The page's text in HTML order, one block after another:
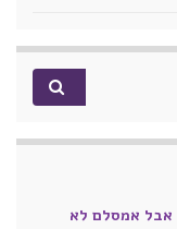
אבל אמסלם לא